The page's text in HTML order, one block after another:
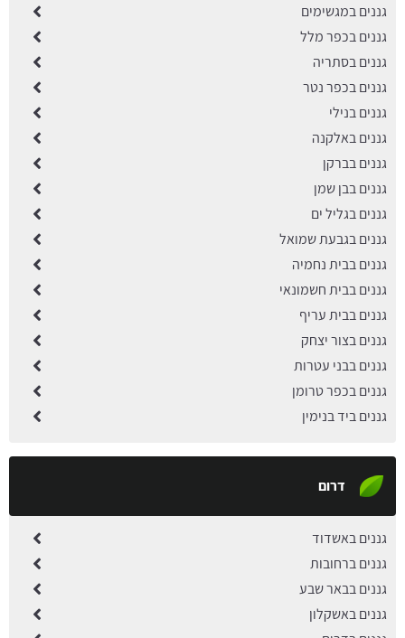
גננים במגשימים
גננים בכפר מלל
גננים בסתריה
גננים בכפר נטר
גננים בנילי
גננים באלקנה
גננים בברקן
גננים בבן שמן
גננים בגליל ים
גננים בגבעת שמואל
גננים בבית נחמיה
גננים בבית חשמונאי
גננים בבית עריף
גננים בצור יצחק
גננים בבני עטרות
גננים בכפר טרומן
גננים ביד בנימין
דרום
גננים באשדוד
גננים ברחובות
גננים בבאר שבע
גננים באשקלון